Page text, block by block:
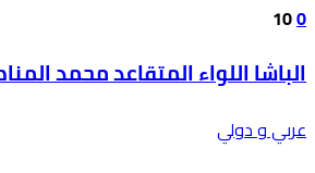
0
10
الباشا اللواء المتقاعد محمد
عربي و دولي